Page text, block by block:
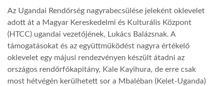
Az Ugandai Rendőrség nagyrabecsülése jeleként oklevelet
adott át a Magyar Kereskedelmi és Kulturális Központ
(HTCC) ugandai vezetőjének, Lukács Balázsnak. A
támogatásokat és az együttműködést nagyra értékelő
oklevelet egy májusi rendezvényen készült átadni az
országos rendőrfőkapitány, Kale Kayihura, de erre csak
most hétvégén kerülhetett sor a Mbaléban (Kelet-Uganda)